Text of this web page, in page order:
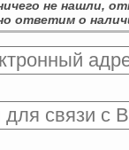
не нашли,
ответим о